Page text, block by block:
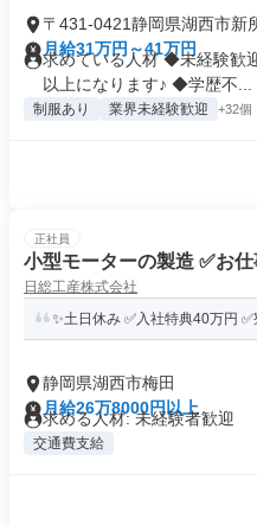
〒431-0421静岡県湖西市新
月給31万円～41万円
求めている人材 ◆未経験歓
以上になります♪ ◆学歴不...
制服あり 業界未経験歓迎 +32個
正社員
小型モーターの製造 ✅お
日総工産株式会社
✨土日休み ✅入社特典40万円 ✅
静岡県湖西市梅田
月給26万8000円以上
求める人材: 未経験者歓迎
交通費支給